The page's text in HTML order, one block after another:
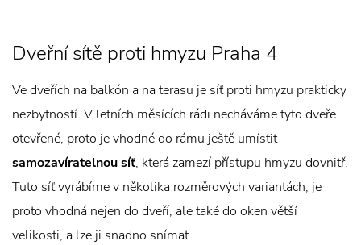
Dveřní sítě proti hmyzu Praha 4
Ve dveřích na balkón a na terasu je síť proti hmyzu prakticky
nezbytností. V letních měsících rádi necháváme tyto dveře
otevřené, proto je vhodné do rámu ještě umístit
samozavíratelnou síť, která zamezí přístupu hmyzu dovnitř.
Tuto síť vyrábíme v několika rozměrových variantách, je
proto vhodná nejen do dveří, ale také do oken větší
velikosti, a lze ji snadno snímat.